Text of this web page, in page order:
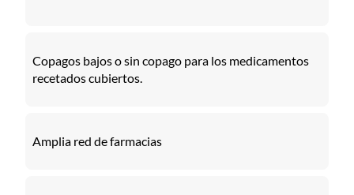
Copagos bajos o sin copago para los medicamentos
recetados cubiertos.
Amplia red de farmacias